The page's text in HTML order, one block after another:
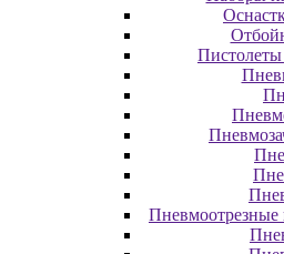
Пистолеты
Пневмоотрезные